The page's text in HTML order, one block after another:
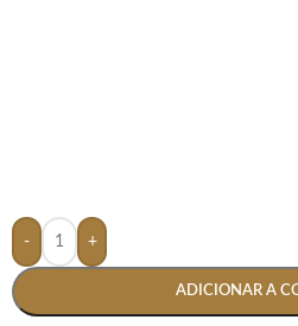
- +
ADICIONAR A